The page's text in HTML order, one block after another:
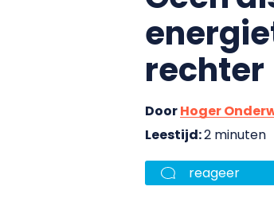
rechter
DoorHoger
Leestijd:2 minuten
reageer